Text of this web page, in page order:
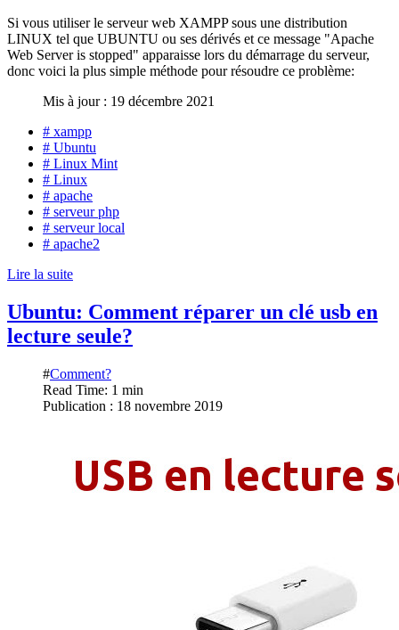
Si vous utiliser le serveur web XAMPP sous une distribution
LINUX tel que UBUNTU ou ses dérivés et ce message "Apache
Web Server is stopped" apparaisse lors du démarrage du serveur,
donc voici la plus simple méthode pour résoudre ce problème:
Mis à jour : 19 décembre 2021
# xampp
# Ubuntu
# Linux Mint
# Linux
# apache
# serveur php
# serveur local
# apache2
Lire la suite
Ubuntu: Comment réparer un clé usb en
lecture seule?
#Comment?
Read Time: 1 min
Publication : 18 novembre 2019